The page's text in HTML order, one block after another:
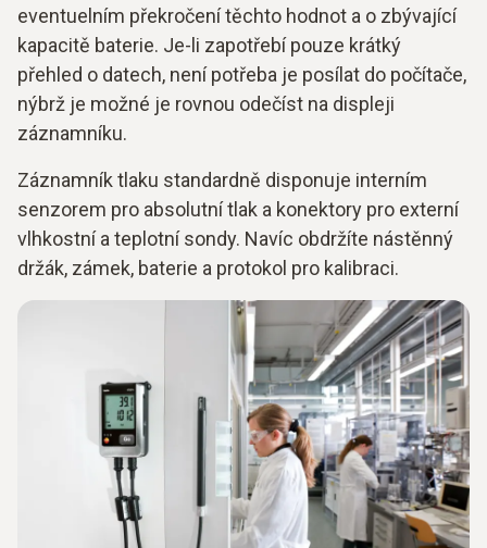
eventuelním překročení těchto hodnot a o zbývající
kapacitě baterie. Je-li zapotřebí pouze krátký
přehled o datech, není potřeba je posílat do počítače,
nýbrž je možné je rovnou odečíst na displeji
záznamníku.
Záznamník tlaku standardně disponuje interním
senzorem pro absolutní tlak a konektory pro externí
vlhkostní a teplotní sondy. Navíc obdržíte nástěnný
držák, zámek, baterie a protokol pro kalibraci.